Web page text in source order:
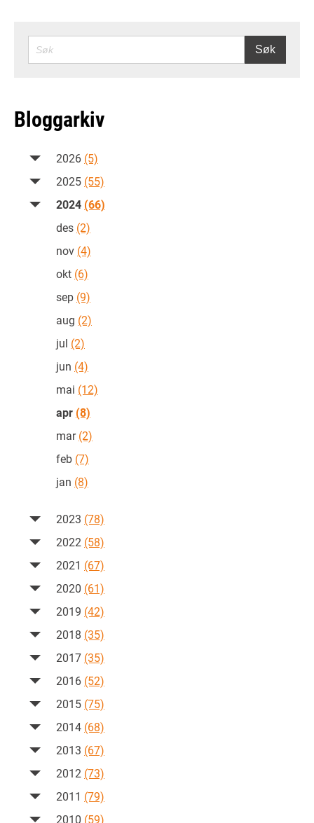
SØK Søk
Bloggarkiv
2026 (5)
2025 (55)
2024 (66)
des (2)
nov (4)
okt (6)
sep (9)
aug (2)
jul (2)
jun (4)
mai (12)
apr (8)
mar(2)
feb (7)
jan (8)
2023 (78)
2022 (58)
2021 (67)
2020 (61)
2019 (42)
2018 (35)
2017 (35)
2016 (52)
2015 (75)
2014 (68)
2013 (67)
2012 (73)
2011 (79)
2010 (59)